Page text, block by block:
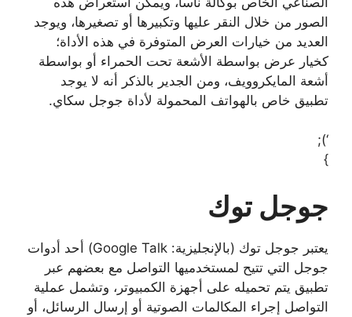
الصور من خلال النقر عليها وتكبيرها أو تصغيرها، ويوجد
العديد من خيارات العرض المتوفرة في هذه الأداة؛
كخيار عرض بواسطة الأشعة تحت الحمراء أو بواسطة
أشعة المايكروويف، ومن الجدير بالذكر أنه لا يوجد
تطبيق خاص بالهواتف المحمولة لأداة جوجل سكاي.
‘);
}
جوجل توك
يعتبر جوجل توك (بالإنجليزية: Google Talk) أحد أدوات
جوجل التي تتيح لمستخدميها التواصل مع بعضهم عبر
تطبيق يتم تحميله على أجهزة الكمبيوتر، وتشمل عملية
التواصل إجراء المكالمات الصوتية أو إرسال الرسائل، أو